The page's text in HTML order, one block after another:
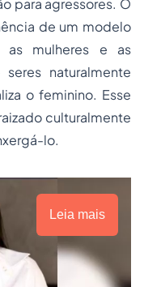
para agressores. O
de um modelo
as mulheres e as
naturalmente
o feminino. Esse
culturalmente
lo.
Leia mais